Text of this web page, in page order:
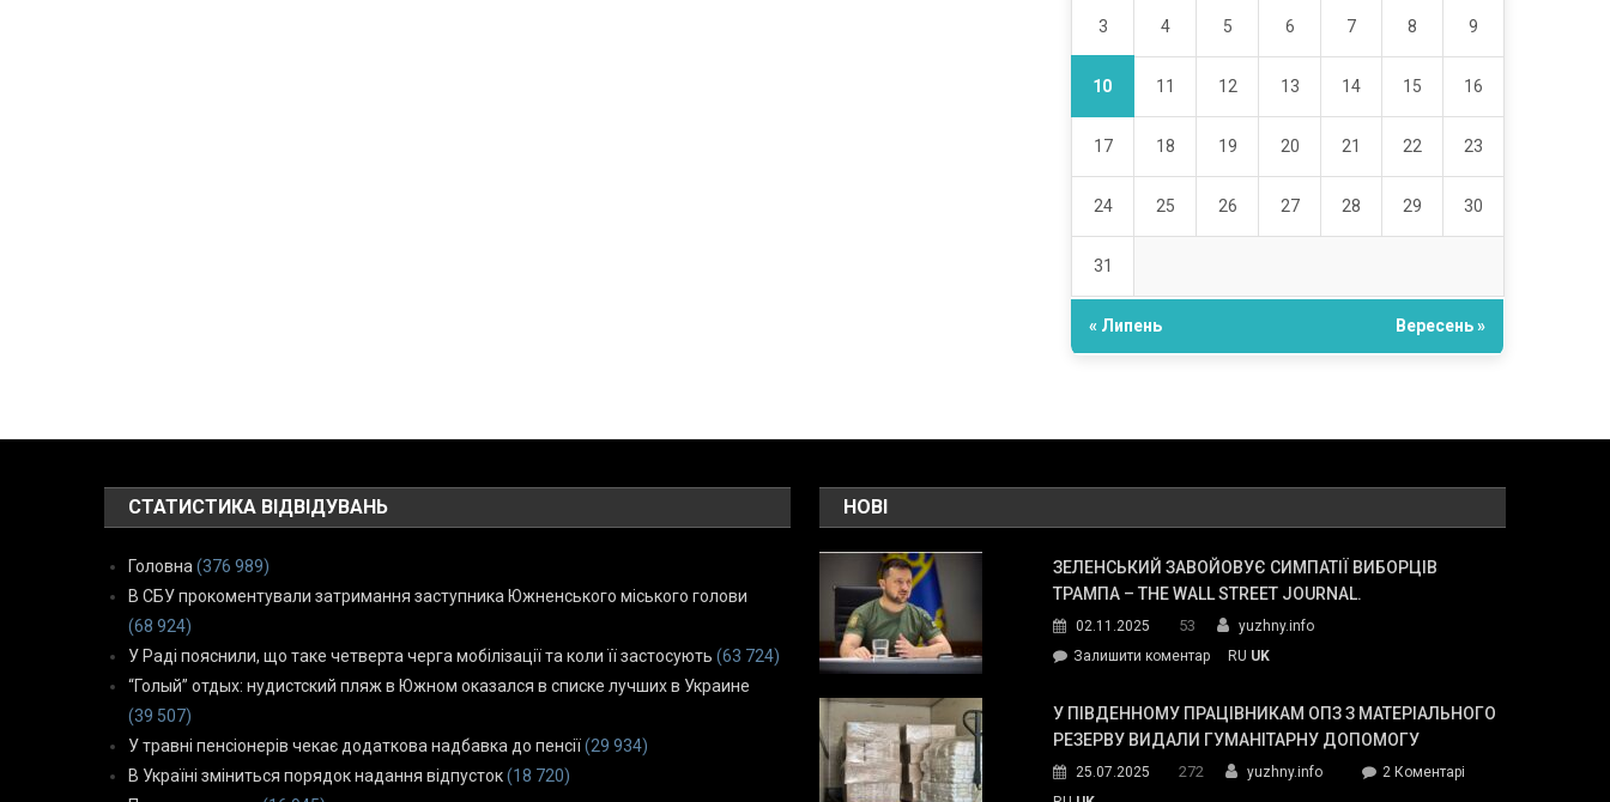
3 4 5 6 7 8 9
10 11 12 13 14 15 16
17 18 19 20 21 22 23
24 25 26 27 28 29 30
31
« Липень Вересень »
СТАТИСТИКА ВІДВІДУВАНЬ
Головна (376 989)
В СБУ прокоментували затримання заступника Южненського міського голови
(68 924)
У Раді пояснили, що таке четверта черга мобілізації та коли її застосують (63 724)
“Голый” отдых: нудистский пляж в Южном оказался в списке лучших в Украине
(39 507)
У травні пенсіонерів чекає додаткова надбавка до пенсії (29 934)
В Україні зміниться порядок надання відпусток (18 720)
НОВІ
ЗЕЛЕНСЬКИЙ ЗАВОЙОВУЄ СИМПАТІЇ ВИБОРЦІВ
ТРАМПА – THE WALL STREET JOURNAL.
02.11.2025 53
yuzhny.info
Залишити коментарon
завойовує
симпатії
Трампа
RU UK
У ПІВДЕННОМУ ПРАЦІВНИКАМ ОПЗ З МАТЕРІАЛЬНОГО
РЕЗЕРВУ ВИДАЛИ ГУМАНІТАРНУ ДОПОМОГУ
25.07.2025 272 yuzhny.info 2 Коментарідо